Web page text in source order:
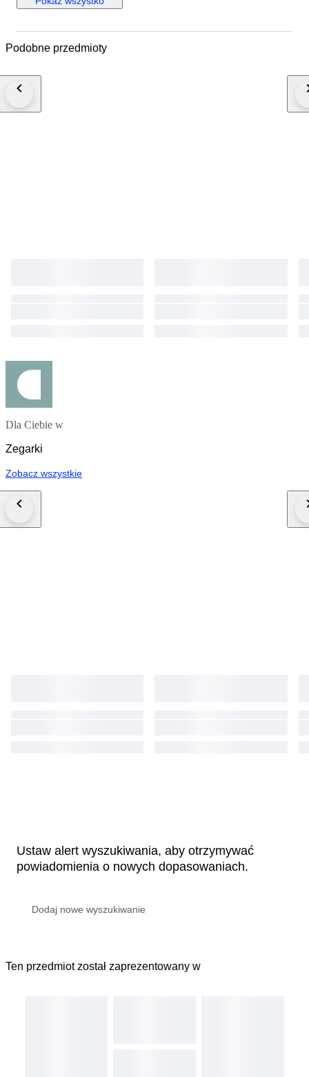
contact seller for details.
Podobne przedmioty
Dla Ciebie w
Zegarki
Zobacz wszystkie
Ustaw alert wyszukiwania, aby otrzymywać
powiadomienia o nowych dopasowaniach.
Ten przedmiot został zaprezentowany w